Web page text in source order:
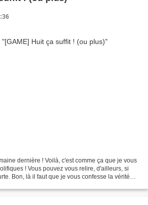
dernière ! Voilà, c'est comme ça que je vous
! Vous pouvez vous relire, d'ailleurs, si
Bon, là il faut que je vous confesse la vérité